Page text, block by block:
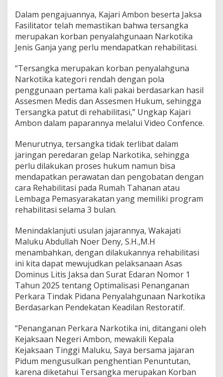
M
e
r
e
h
b
i
l
i
t
a
s
k
a
K
o
r
b
a
n
a
r
k
o
t
i
k
a
Dalam pengajuannya, Kajari Ambon beserta Jaksa
Fasilitator telah memastikan bahwa tersangka
merupakan korban penyalahgunaan Narkotika
Jenis Ganja yang perlu mendapatkan rehabilitasi.
“Tersangka merupakan korban penyalahguna
Narkotika kategori rendah dengan pola
penggunaan pertama kali pakai berdasarkan hasil
Assesmen Medis dan Assesmen Hukum, sehingga
Tersangka patut di rehabilitasi,” Ungkap Kajari
Ambon dalam paparannya melalui Video Confence.
Menurutnya, tersangka tidak terlibat dalam
jaringan peredaran gelap Narkotika, sehingga
perlu dilakukan proses hukum namun bisa
mendapatkan perawatan dan pengobatan dengan
cara Rehabilitasi pada Rumah Tahanan atau
Lembaga Pemasyarakatan yang memiliki program
rehabilitasi selama 3 bulan.
Menindaklanjuti usulan jajarannya, Wakajati
Maluku Abdullah Noer Deny, S.H.,M.H
menambahkan, dengan dilakukannya rehabilitasi
ini kita dapat mewujudkan pelaksanaan Asas
Dominus Litis Jaksa dan Surat Edaran Nomor 1
Tahun 2025 tentang Optimalisasi Penanganan
Perkara Tindak Pidana Penyalahgunaan Narkotika
Berdasarkan Pendekatan Keadilan Restoratif.
“Penanganan Perkara Narkotika ini, ditangani oleh
Kejaksaan Negeri Ambon, mewakili Kepala
Kejaksaan Tinggi Maluku, Saya bersama jajaran
Pidum mengusulkan penghentian Penuntutan,
karena diketahui Tersangka merupakan Korban